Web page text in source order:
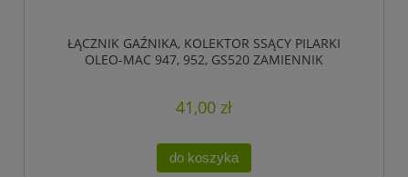
ŁĄCZNIK GAŹNIKA, KOLEKTOR SSĄCY PILARKI
OLEO-MAC 947, 952, GS520 ZAMIENNIK
41,00 zł
do koszyka